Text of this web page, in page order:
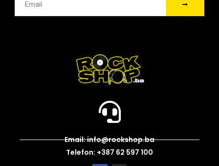
Email: info@rockshop.ba
Telefon: +387 62 597 100